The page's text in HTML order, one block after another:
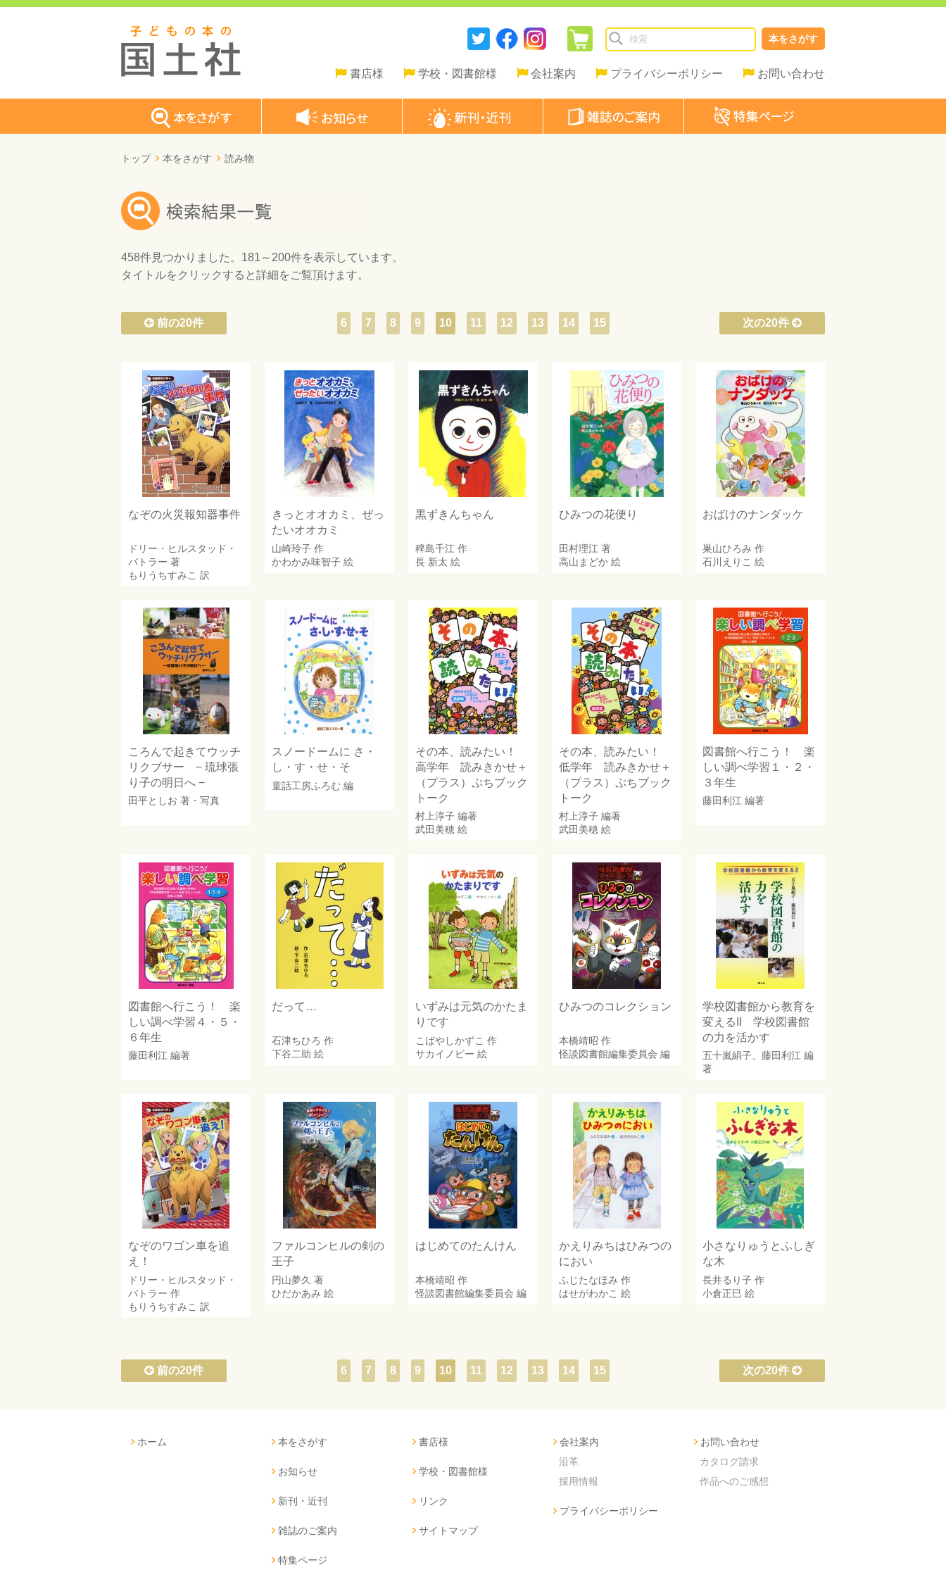
本をさがす
書店様 学校・図書館様 会社案内 プライバシーポリシー お問い合わせ
トップ 本をさがす 読み物
458件見つかりました。 181～200件を表示しています。
タイトルをクリックすると詳細をご覧頂けます。
前の20件 次の20件
6 7 8 9 10 11 12 13 14 15
なぞの火災報知器事件
ドリー・ヒルスタッド・
バトラー 著
もりうちすみこ 訳
きっとオオカミ、ぜっ
たいオオカミ
山崎玲子 作
かわかみ味智子 絵
黒ずきんちゃん
稗島千江 作
長 新太 絵
ひみつの花便り
田村理江 著
高山まどか 絵
おばけのナンダッケ
巣山ひろみ 作
石川えりこ 絵
ころんで起きてウッチ
リクブサー − 琉球張
り子の明日へ −
田平としお 著・写真
スノードームに さ・
し・す・せ・そ
童話工房ふろむ 編
その本、読みたい！
高学年 読みきかせ＋
（プラス）ぷちブック
トーク
村上淳子 編著
武田美穂 絵
その本、読みたい！
低学年 読みきかせ＋
（プラス）ぷちブック
トーク
村上淳子 編著
武田美穂 絵
図書館へ行こう！ 楽
しい調べ学習１・２・
３年生
藤田利江 編著
図書館へ行こう！ 楽
しい調べ学習４・５・
６年生
藤田利江 編著
だって…
石津ちひろ 作
下谷二助 絵
いずみは元気のかたま
りです
こばやしかずこ 作
サカイノビー 絵
ひみつのコレクション
本橋靖昭 作
怪談図書館編集委員会 編
学校図書館から教育を
変えるII 学校図書館
の力を活かす
五十嵐絹子 藤田利江 編
著
なぞのワゴン車を追
え！
ドリー・ヒルスタッド・
バトラー 作
もりうちすみこ 訳
ファルコンヒルの剣の
王子
円山夢久 著
ひだかあみ 絵
はじめてのたんけん
本橋靖昭 作
怪談図書館編集委員会 編
かえりみちはひみつの
におい
ふじたなほみ 作
はせがわかこ 絵
小さなりゅうとふしぎ
な木
長井るり子 作
小倉正巳 絵
前の20件 次の20件
6 7 8 9 10 11 12 13 14 15
ホーム 本をさがす
お知らせ
新刊・近刊
雑誌のご案内
特集ページ
書店様
学校・図書館様
リンク
サイトマップ
会社案内
沿革
採用情報
プライバシーポリシー
お問い合わせ
カタログ請求
作品へのご感想